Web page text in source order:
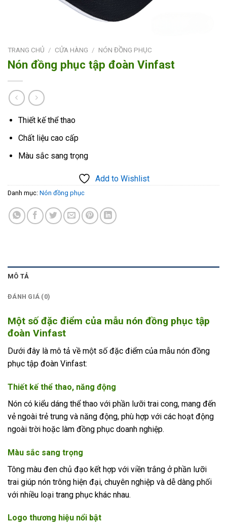
TRANG CHỦ / CỬA HÀNG / NÓN ĐỒNG PHỤC
Nón đồng phục tập đoàn Vinfast
Thiết kế thể thao
Chất liệu cao cấp
Màu sắc sang trọng
Add to Wishlist
Danh mục: Nón đồng phục
MÔ TẢ
ĐÁNH GIÁ (0)
Một số đặc điểm của mẫu nón đồng phục tập
đoàn Vinfast
Dưới đây là mô tả về một số đặc điểm của mẫu nón đồng
phục tập đoàn Vinfast:
Thiết kế thể thao, năng động
Nón có kiểu dáng thể thao với phần lưỡi trai cong, mang đến
vẻ ngoài trẻ trung và năng động, phù hợp với các hoạt động
ngoài trời hoặc làm đồng phục doanh nghiệp.
Màu sắc sang trọng
Tông màu đen chủ đạo kết hợp với viền trắng ở phần lưỡi
trai giúp nón trông hiện đại, chuyên nghiệp và dễ dàng phối
với nhiều loại trang phục khác nhau.
Logo thương hiệu nổi bật